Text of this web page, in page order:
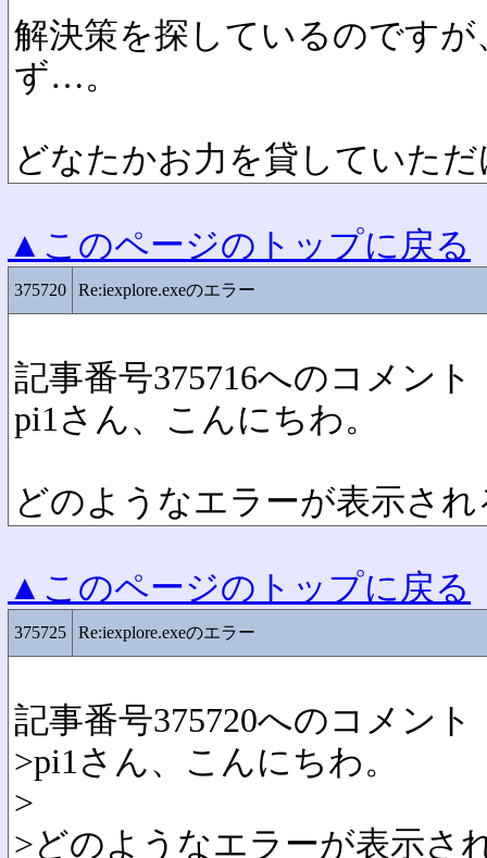
解決策を探しているのです
ず…。
どなたかお力を貸していた
▲このページのトップに戻る
375720 Re:iexplore.exeのエラー
記事番号375716へのコメント
pi1さん、こんにちわ。
どのようなエラーが表示さ
▲このページのトップに戻る
375725 Re:iexplore.exeのエラー
記事番号375720へのコメント
>pi1さん、こんにちわ。
>
>どのようなエラーが表示さ